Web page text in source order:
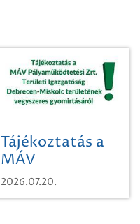
Tájékoztatás a
MÁV
Pályaműködtetési
Zrt. Területi
2026.07.20.